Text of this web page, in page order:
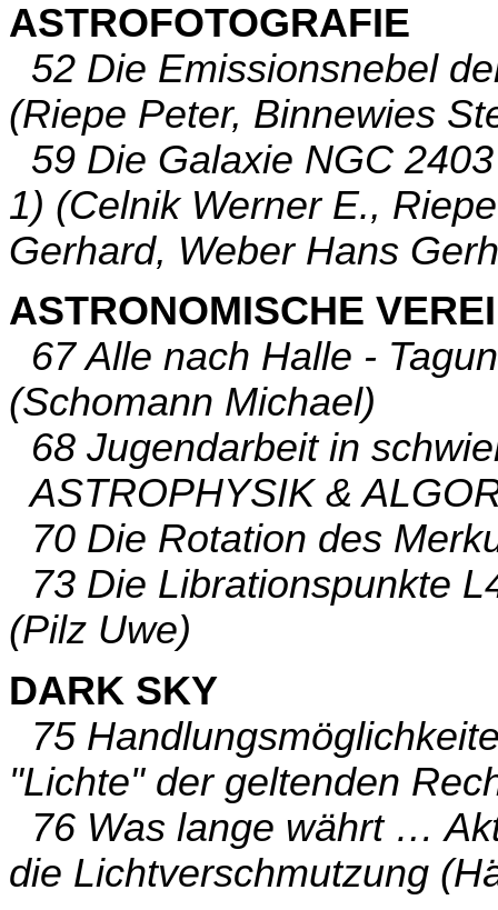
ASTROFOTOGRAFIE
52 Die Emissionsnebel
(Riepe Peter, Binnewies
59 Die Galaxie NGC
1) (Celnik Werner E.,
Gerhard, Weber Hans
ASTRONOMISCHE
67 Alle nach Halle -
(Schomann Michael)
68 Jugendarbeit in
ASTROPHYSIK &
70 Die Rotation des
73 Die Librationspunkte
(Pilz Uwe)
DARK SKY
75
"Lichte" der geltenden
76 Was lange währt …
die Lichtverschmutzung